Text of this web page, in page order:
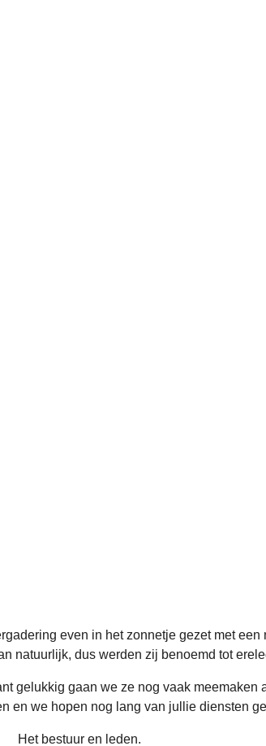
even in het zonnetje gezet met een
natuurlijk, dus werden zij benoemd tot
gelukkig gaan we ze nog vaak meemaken
en we hopen nog lang van jullie diensten
Het bestuur en leden.